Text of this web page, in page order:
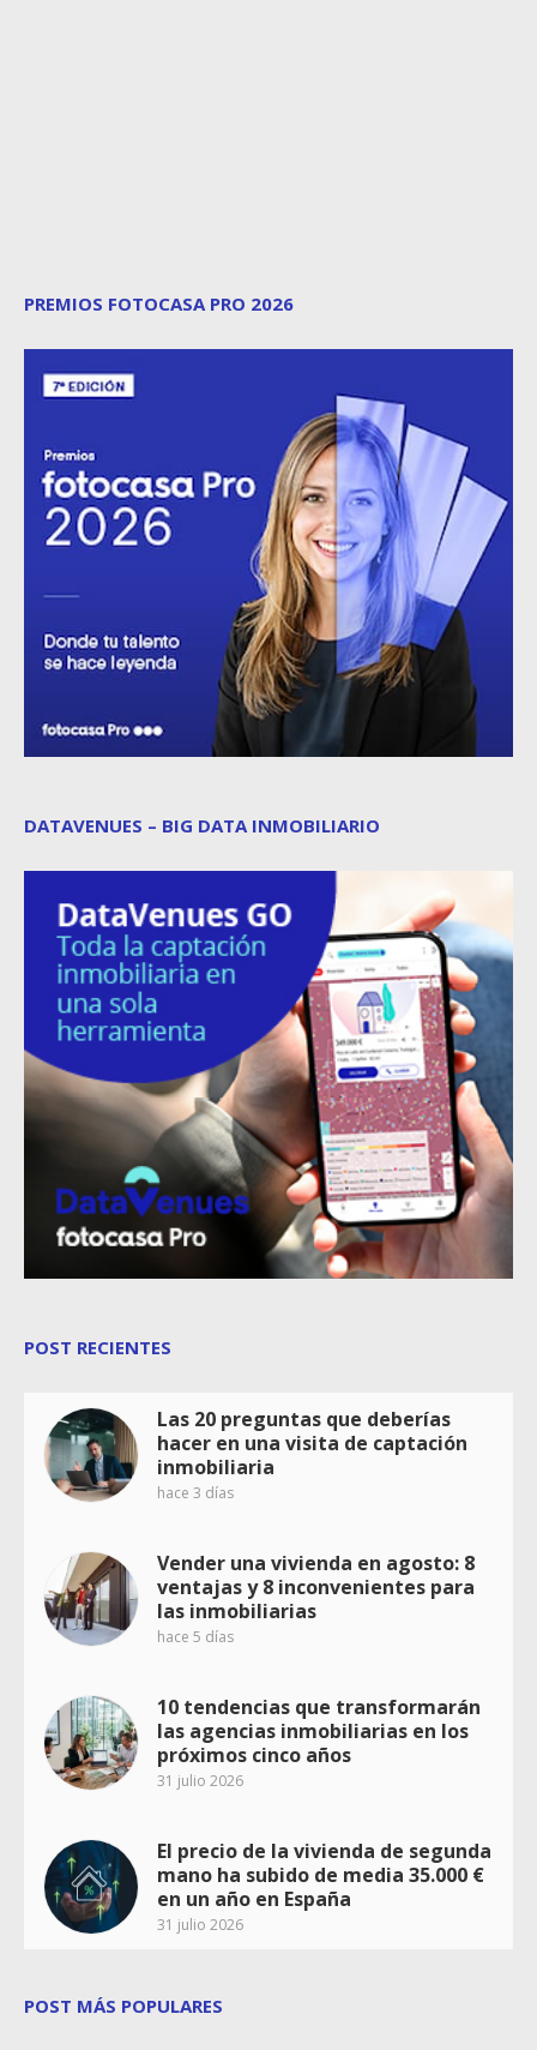
PREMIOS FOTOCASA PRO 2026
DATAVENUES – BIG DATA INMOBILIARIO
POST RECIENTES
Las 20 preguntas que deberías
hacer en una visita de captación
inmobiliaria
hace 3 días
Vender una vivienda en agosto: 8
ventajas y 8 inconvenientes para
las inmobiliarias
hace 5 días
10 tendencias que transformarán
las agencias inmobiliarias en los
próximos cinco años
31 julio 2026
El precio de la vivienda de segunda
mano ha subido de media 35.000 €
en un año en España
31 julio 2026
POST MÁS POPULARES